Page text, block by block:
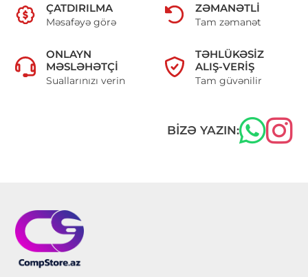
ÇATDIRILMA
Məsafəyə görə
ZƏMANƏTLI
Tam zəmanət
ONLAYN
MƏSLƏHƏTÇI
Suallarınızı verin
TƏHLÜKƏSIZ
ALIŞ-VERIŞ
Tam güvənilir
BIZƏ YAZIN: